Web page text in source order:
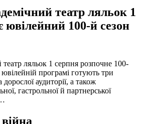
театр ляльок 1
ювілейний 100-й сезон
ляльок 1 серпня розпочне 100-
програмі готують три
аудиторії, а також
гастрольної й партнерської